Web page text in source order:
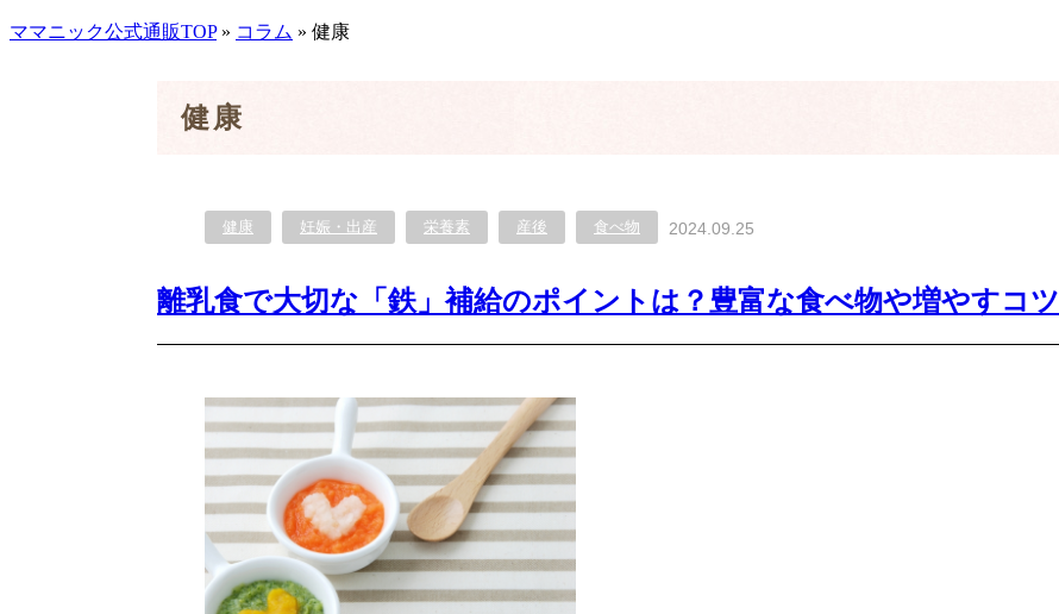
ママニック公式通販TOP» コラム » 健康
健康
健康 妊娠・出産 栄養素 産後 食べ物 2024.09.25
離乳食で大切な「鉄」補給のポイントは？豊富な食べ物や増やすコツ